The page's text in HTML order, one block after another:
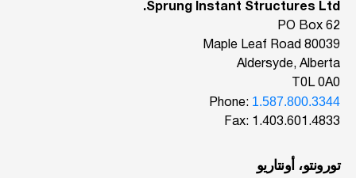
Sprung Instant Structures Ltd.
PO Box 62
80039 Maple Leaf Road
Aldersyde, Alberta
T0L 0A0
Phone: 1.587.800.3344
Fax: 1.403.601.4833
تورونتو، أونتاريو